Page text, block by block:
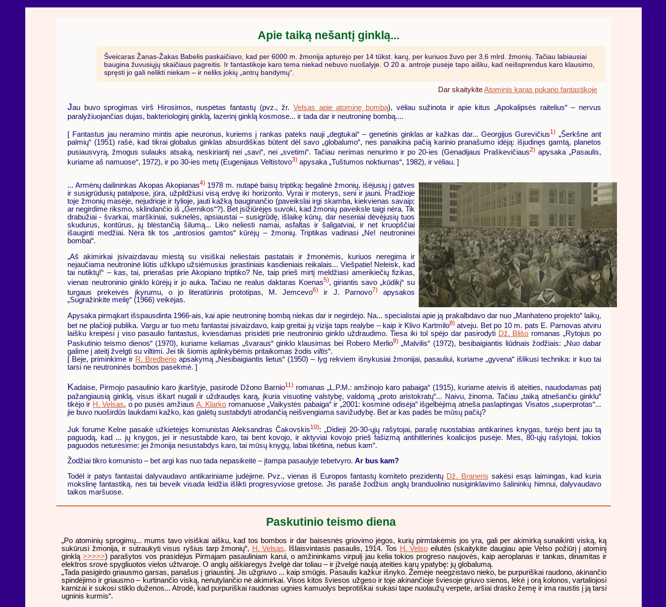
Apie taiką nešantį ginklą...
Šveicaras Žanas-Žakas Babelis paskaičiavo, kad per 6000 m. žmonija apturėjo per 14 tūkst. karų, per kuriuos žuvo per 3,6 mlrd. žmonių. Tačiau labiausiai
baugina žuvusiųjų skaičiaus pagreitis. Ir fantastikoje karo tema niekad nebuvo nuošalyje. O 20 a. antroje pusėje tapo aišku, kad neišsprendus karo klausimo,
spręsti jo gali nelikti niekam – ir neliks jokių „antrų bandymų“.
Dar skaitykiteAtominis karas pokario fantastikoje
Jau buvo sprogimas virš Hirosimos, nuspėtas fantastų (pvz., žr. Velsas apie atominę bombą), vėliau sužinota ir apie kitus „Apokalipsės raitelius“ – nervus
paralyžiuojančias dujas, bakteriologinį ginklą, lazerinį ginklą kosmose... ir tada dar ir neutroninę bombą....
[ Fantastus jau neramino mintis apie neuronus, kuriems į rankas pateks nauji „degtukai“ – genetinis ginklas ar kažkas dar... Georgijus Gurevičius1) „Šerkšne ant
palmių“ (1951) rašė, kad tikrai globalus ginklas absurdiškas būtent dėl savo „globalumo“, nes panaikina pačią karinio pranašumo idėją: išjudinęs gamtą, planetos
pusiausvyrą, žmogus sulauks atsaką, neskiriantį nei „savi“, nei „svetimi“. Tačiau nerimas nenurimo ir po 20-ies (Genadijaus Praškevičiaus2)apysaka „Pasaulis,
kuriame aš namuose“, 1972), ir po 30-ies metų (Eugenijaus Veltistovo3) apysaka „Tuštumos noktiurnas“, 1982), ir vėliau. ]
... Armėnų dailininkas Akopas Akopianas4)1978 m. nutapė baisų triptiką: begalinė žmonių, išėjusių į gatves
ir susigrūdusių patalpose, jūra, užpildžiusi visą erdvę iki horizonto. Vyrai ir moterys, seni ir jauni. Pradžioje
toje žmonių masėje, nejudrioje ir tylioje, jauti kažką bauginančio (paveikslai irgi skamba, kiekvienas savaip;
ar negirdime riksmo, sklindančio iš „Gernikos“?). Bet įsižiūrėjęs suvoki, kad žmonių paveiksle taigi nėra. Tik
drabužiai - švarkai, marškiniai, suknelės, apsiaustai – susigrūdę, išlaikę kūnų, dar neseniai dėvėjusių tuos
skudurus, kontūrus, jų blėstančią šilumą... Liko neliesti namai, asfaltas ir šaligatviai, ir net kruopščiai
išauginti medžiai. Nėra tik tos „antrosios gamtos“ kūrėjų – žmonių. Triptikas vadinasi „Ne! neutroninei
bombai“.
„Aš akimirkai įsivaizdavau miestą su visiškai neliestais pastatais ir žmonėmis, kuriuos neregima ir
nejaučiama neutroninė liūtis užklupo užsiėmusius įprastiniais kasdieniais reikalais... Viešpatie! Neleisk, kad
tai nutiktų!“ – kas, tai, prierašas prie Akopiano triptiko? Ne, taip prieš mirtį meldžiasi amerikiečių fizikas,
vienas neutroninio ginklo kūrėjų ir jo auka. Tačiau ne realus daktaras Koenas5), giriantis savo „kūdikį“ su
turgaus prekeivės įkyrumu, o jo literatūrinis prototipas, M. Jemcevo6) ir J. Parnovo7)apysakos
„Sugražinkite meilę“ (1966) veikėjas.
Apysaka pirmąkart išspausdinta 1966-ais, kai apie neutroninę bombą niekas dar ir negirdėjo. Na... specialistai apie ją prakalbdavo dar nuo „Manhateno projekto“ laikų,
bet ne plačioji publika. Vargu ar tuo metu fantastai įsivaizdavo, kaip greitai jų vizija taps realybe – kaip ir Klivo Kartmilo8)atveju. Bet po 10 m. pats E. Parnovas atviru
laišku kreipėsi į viso pasaulio fantastus, kviesdamas prisidėti prie neutroninio ginklo uždraudimo. Tiesa iki tol spėjo dar pasirodyti Dž. Blišo romanas „Rytojus po
Paskutinio teismo dienos“ (1970), kuriame keliamas „švaraus“ ginklo klausimas bei Robero Merlio9)„Malvilis“ (1972), besibaigiantis liūdnais žodžiais: „Nuo dabar
galime į ateitį žvelgti su viltimi. Jei tik šiomis aplinkybėmis pritaikomas žodis viltis“.
[ Beje, priminkime ir R. Bredberio apsakymą „Nesibaigiantis lietus“ (1950) – lyg rekviem išnykusiai žmonijai, pasauliui, kuriame „gyvena“ išlikusi technika: ir kuo tai
tarsi ne neutroninės bombos pasekmė. ]
Kadaise, Pirmojo pasaulinio karo įkarštyje, pasirodė Džono Barnio11)romanas „L.P.M.: amžinojo karo pabaiga“ (1915), kuriame ateivis iš ateities, naudodamas patį
pažangiausią ginklą, visus iškart nugali ir uždraudęs karą, įkuria visuotinę valstybę, valdomą „proto aristokratų“... Naivu, žinoma. Tačiau „taiką atnešančiu ginklu“
tikėjo ir H. Velsas, o po pusės amžiaus A. Klarko romanuose „Vaikystės pabaiga“ ir „2001: kosminė odisėja“ išgelbėjimą atneša paslaptingas Visatos „superprotas“...
jie buvo nuoširdūs laukdami kažko, kas galėtų sustabdyti atrodančią neišvengiama savižudybę. Bet ar kas padės be mūsų pačių?
Juk forume Kelne pasakė užkietėjęs komunistas Aleksandras Čakovskis10): „Didieji 20-30-ųjų rašytojai, parašę nuostabias antikarines knygas, turėjo bent jau tą
paguodą, kad ... jų knygos, jei ir nesustabdė karo, tai bent kovojo, ir aktyviai kovojo prieš fašizmą antihitlerinės koalicijos pusėje. Mes, 80-ųjų rašytojai, tokios
paguodos neturėsime: jei žmonija nesustabdys karo, tai mūsų knygų, labai tikėtina, nebus kam“.
Žodžiai tikro komunisto – bet argi kas nuo tada nepasikeitė – įtampa pasaulyje tebetvyro. Ar bus kam?
Todėl ir patys fantastai dalyvaudavo antikariniame judėjime. Pvz., vienas iš Europos fantastų komiteto prezidentų Dž. Braneris sakėsi esąs laimingas, kad kuria
mokslinę fantastiką, nes tai beveik visada leidžia išlikti progresyviose gretose. Jis parašė žodžius anglų branduolinio nusiginklavimo šalininkų himnui, dalyvaudavo
taikos maršuose.
Paskutinio teismo diena
„Po atominių sprogimų... mums tavo visiškai aišku, kad tos bombos ir dar baisesnės griovimo jėgos, kurių pirmtakėmis jos yra, gali per akimirką sunaikinti viską, ką
sukūrusi žmonija, ir sutraukyti visus ryšius tarp žmonių“, H. Velsas. Išlaisvintasis pasaulis, 1914. Tos H. Velso eilutės (skaitykite daugiau apie Velso požiūrį į atominį
ginklą>>>>>) parašytos vos prasidėjus Pirmajam pasauliniam karui, o amžininkams virpulį jau kelia tokios progreso naujovės, kaip aeroplanas ir tankas, dinamitas ir
elektros srovė spygliuotos vielos užtvaroje. O anglų aiškiaregys žvelgė dar toliau – ir įžvelgė naują ateities karų ypatybę: jų globalumą.
„Tada pasigirdo griausmo garsas, panašus į griaustinį. Jis užgriuvo ... kaip smūgis. Pasaulis kažkur išnyko. Žemėje neegzistavo nieko, be purpuriškai raudono, akinančio
spindėjimo ir griausmo – kurtinančio viską, nenutylančio nė akimirkai. Visos kitos šviesos užgeso ir toje akinančioje šviesoje griuvo sienos, lėkė į orą kolonos, vartaliojosi
karnizai ir sukosi stiklo duženos... Atrodė, kad purpuriškai raudonas ugnies kamuolys beprotiškai sukasi tape nuolaužų verpete, aršiai drasko žemę ir ima raustis į ją tarsi
ugninis kurmis“.